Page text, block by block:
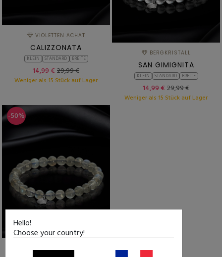
VIOLETTEN ACHAT
CALIZZONATA
KLEIN STANDARD BREITE
14,99 € 29,99 €
Weniger als 15 Stück auf Lager
BERGKRISTALL
SAN GIMIGNITA
KLEIN STANDARD BREITE
14,99 € 29,99 €
Weniger als 15 Stück auf Lager
-50%
Hello!
Choose your country!